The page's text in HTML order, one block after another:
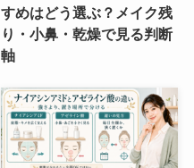
すめはどう選ぶ？メイク残
り・小鼻・乾燥で見る判断
軸